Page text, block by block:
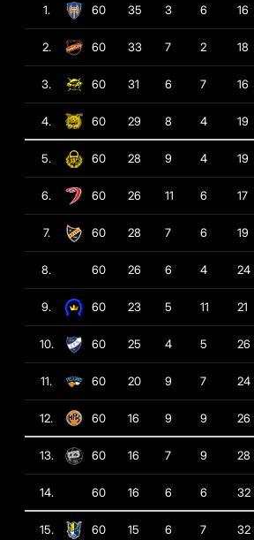
1. 60 35 3 6 16
2. 60 33 7 2 18
3. 60 31 6 7 16
4. 60 29 8 4 19
5. 60 28 9 4 19
6. 60 26 11 6 17
7. 60 28 7 6 19
8. 60 26 6 4 24
9. 60 23 5 11 21
10. 60 25 4 5 26
11. 60 20 9 7 24
12. 60 16 9 9 26
13. 60 16 7 9 28
14. 60 16 6 6 32
15. 60 15 6 7 32